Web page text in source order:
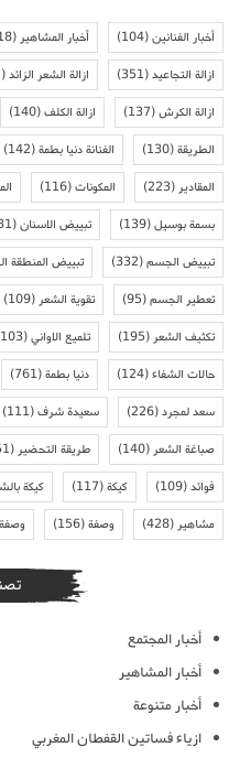
أخبار الفنانين(104) أخبار المشاهير(118)
ازالة التجاعيد(351) ازالة الشعر الزائد(151)
ازالة الكرش(137) ازالة الكلف(140)
الطريقة(130) الفنانة دنيا بطمة(142)
المقادير(223) المكونات(116)
بسمة بوسيل(139) تبييض الاسنان(231)
تبييض الجسم(332) تبييض المنطقة
تعطير الجسم(95) تقوية الشعر(109)
تكثيف الشعر(195) تلميع الاواني(103)
حالات الشفاء(124) دنيا بطمة(761)
سعد لمجرد(226) سعيدة شرف(111)
صباغة الشعر(140) طريقة التحضير(151)
فوائد(109) كيكة(117) كيكة
مشاهير(428) وصفة(156)
أخبار المجتمع
أخبار المشاهير
أخبار متنوعة
ازياء فساتين القفطان المغربي